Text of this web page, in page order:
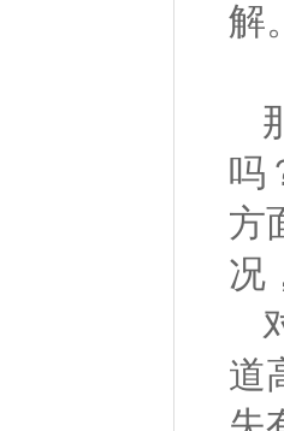
解
吗
方
况
道